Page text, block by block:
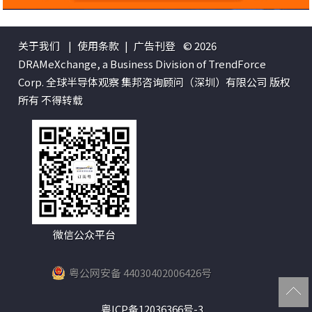
关于我们 | 使用条款 | 广告刊登 © 2026
DRAMeXchange, a Business Division of TrendForce
Corp. 全球半导体观察 集邦咨询顾问（深圳）有限公司 版权
所有 不得转载
微信公众平台
粤公网安备 44030402006426号
粤ICP备12036366号-3